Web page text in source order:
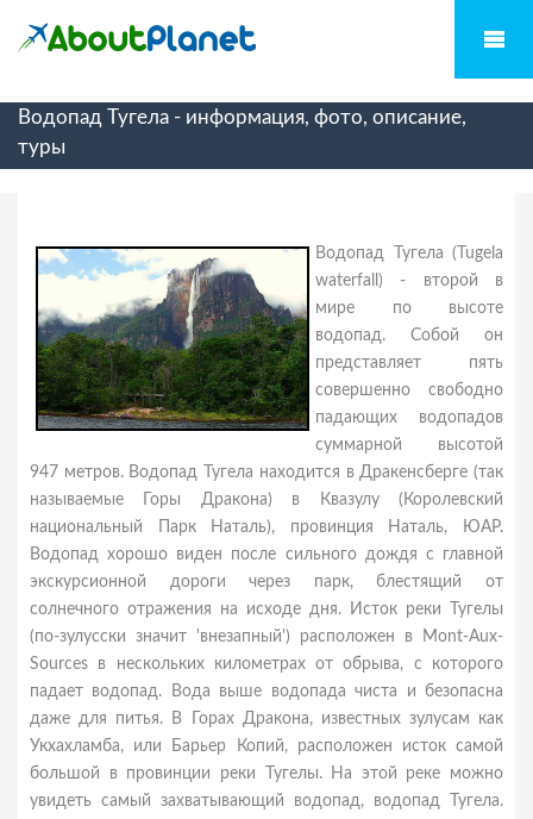
Водопад Тугела - информация, фото, описание,
туры
Водопад Тугела (Tugela
waterfall) - второй в
мире по высоте
водопад. Собой он
представляет пять
совершенно свободно
падающих водопадов
суммарной высотой
947 метров. Водопад Тугела находится в Дракенсберге (так
называемые Горы Дракона) в Квазулу (Королевский
национальный Парк Наталь), провинция Наталь, ЮАР.
Водопад хорошо виден после сильного дождя с главной
экскурсионной дороги через парк, блестящий от
солнечного отражения на исходе дня. Исток реки Тугелы
(по-зулусски значит 'внезапный') расположен в Mont-Aux-
Sources в нескольких километрах от обрыва, с которого
падает водопад. Вода выше водопада чиста и безопасна
даже для питья. В Горах Дракона, известных зулусам как
Укхахламба, или Барьер Копий, расположен исток самой
большой в провинции реки Тугелы. На этой реке можно
увидеть самый захватывающий водопад, водопад Тугела.